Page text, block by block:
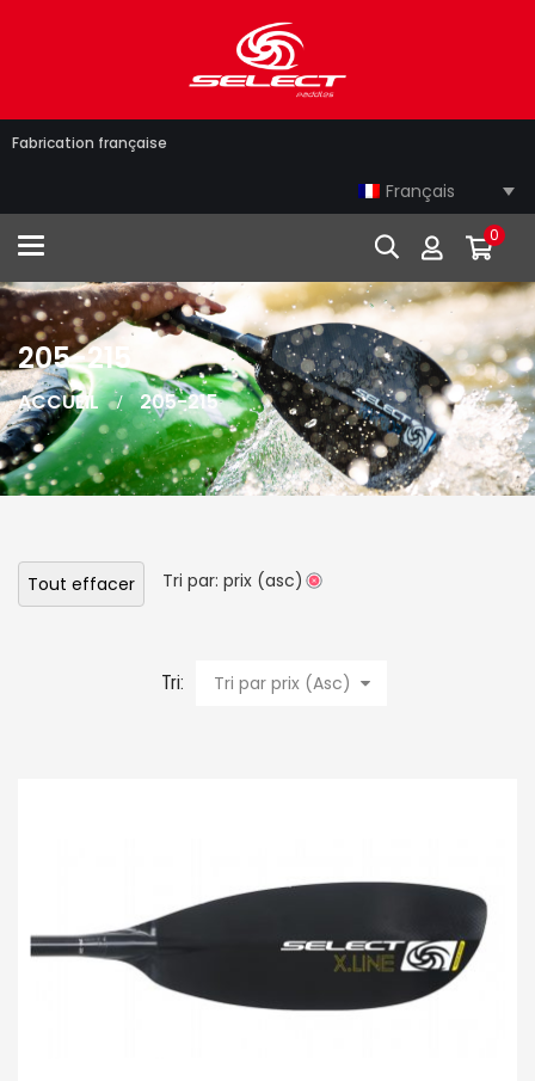
Fabrication française
Français
Toggle navigation 0
205-215
ACCUEIL 205-215
Tout effacer Tri par: prix (asc)
Tri: Tri par prix (Asc)